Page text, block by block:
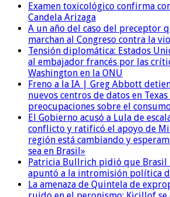
Examen toxicológico confirma
Candela Arizaga
A un año del caso del preceptor
marchan al Congreso contra la
Tensión diplomática: Estados
al embajador francés por las
Washington en la ONU
Freno a la IA | Greg Abbott
nuevos centros de datos en
preocupaciones sobre el
El Gobierno acusó a Lula de
conflicto y ratificó el apoyo de
región está cambiando y
sea en Brasil»
Patricia Bullrich pidió que Brasil
apuntó a la intromisión política
La amenaza de Quintela de